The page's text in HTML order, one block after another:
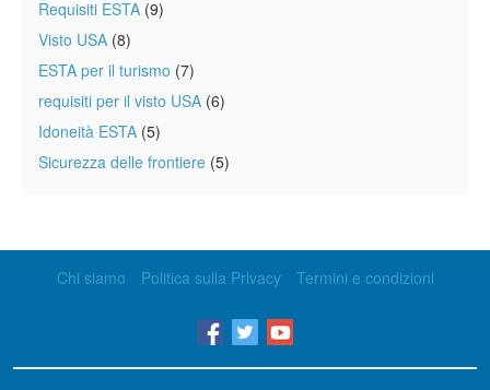
Requisiti ESTA (9)
Visto USA (8)
ESTA per il turismo (7)
requisiti per il visto USA (6)
Idoneità ESTA (5)
Sicurezza delle frontiere (5)
Chi siamo Politica sulla Privacy Termini e condizioni